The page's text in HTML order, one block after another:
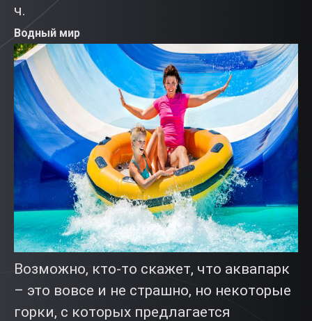
ч.
Водный мир
Возможно, кто-то скажет, что аквапарк
– это вовсе и не страшно, но некоторые
горки, с которых предлагается